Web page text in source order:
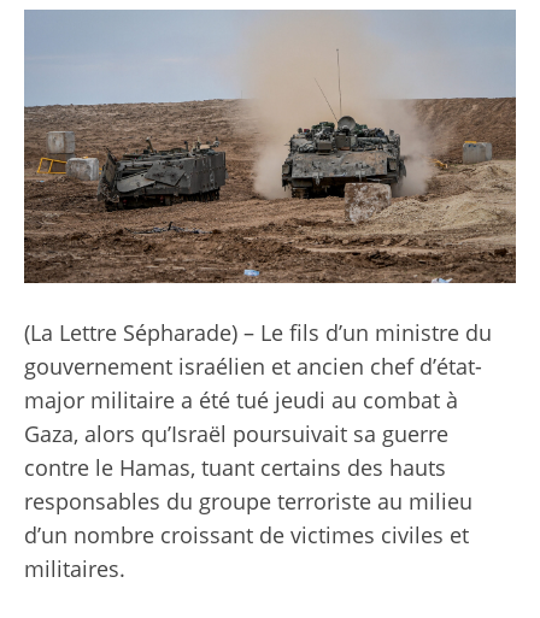
(La Lettre Sépharade) – Le fils d’un ministre du
gouvernement israélien et ancien chef d’état-
major militaire a été tué jeudi au combat à
Gaza, alors qu’Israël poursuivait sa guerre
contre le Hamas, tuant certains des hauts
responsables du groupe terroriste au milieu
d’un nombre croissant de victimes civiles et
militaires.